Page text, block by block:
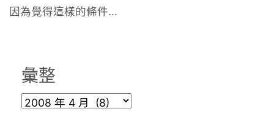
因為覺得這樣的條件...
彙整
彙